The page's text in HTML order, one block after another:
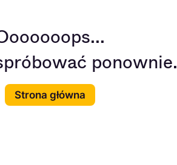
ponownie.
Strona główna